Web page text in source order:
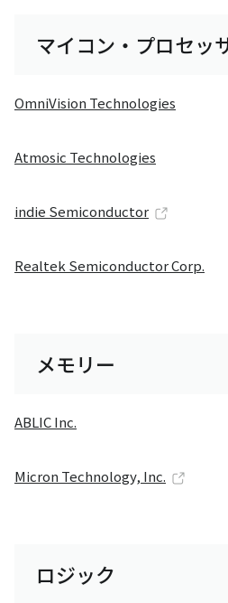
マイコン・プロセッ
OmniVision Technologies
Atmosic Technologies
indie Semiconductor
Realtek Semiconductor Corp.
メモリー
ABLIC Inc.
Micron Technology, Inc.
ロジック